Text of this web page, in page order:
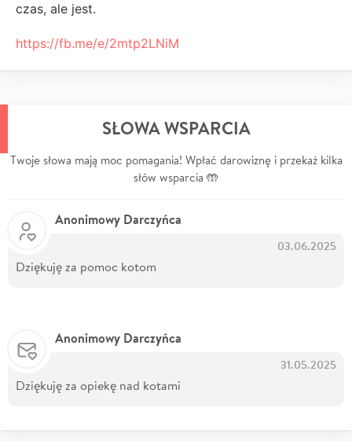
czas, ale jest.
https://fb.me/e/2mtp2LNiM
SŁOWA WSPARCIA
Twoje słowa mają moc pomagania! Wpłać darowiznę i przekaż kilka
słów wsparcia 🤲
Anonimowy Darczyńca
03.06.2025
Dziękuję za pomoc kotom
Anonimowy Darczyńca
31.05.2025
Dziękuję za opiekę nad kotami